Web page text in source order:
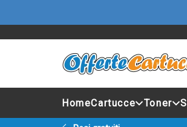
HomeCartucce Toner